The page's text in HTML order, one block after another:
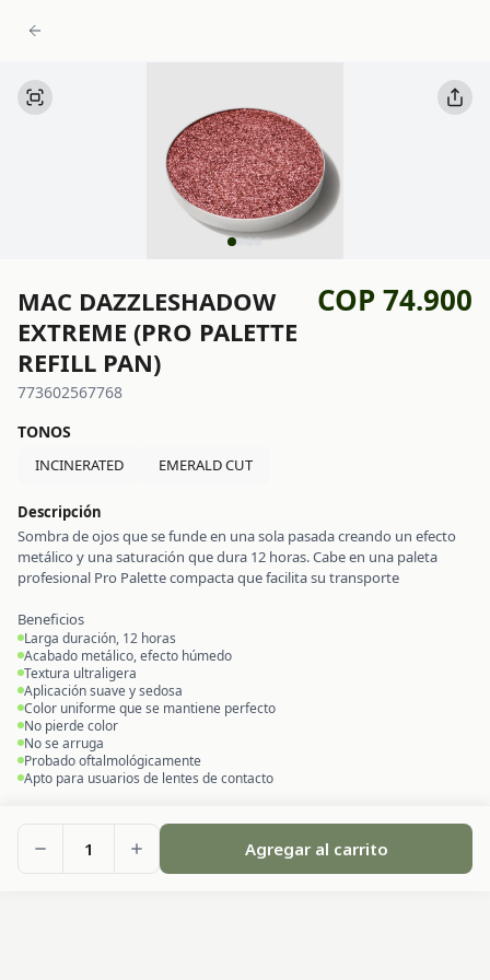
MAC DAZZLESHADOW
EXTREME (PRO PALETTE
REFILL PAN)
COP 74.900
773602567768
TONOS
INCINERATED EMERALD CUT
Descripción
Sombra de ojos que se funde en una sola pasada creando un efecto
metálico y una saturación que dura 12 horas. Cabe en una paleta
profesional Pro Palette compacta que facilita su transporte
Beneficios
Larga duración, 12 horas
Acabado metálico, efecto húmedo
Textura ultraligera
Aplicación suave y sedosa
Color uniforme que se mantiene perfecto
No pierde color
No se arruga
Probado oftalmológicamente
Apto para usuarios de lentes de contacto
1 Agregar al carrito